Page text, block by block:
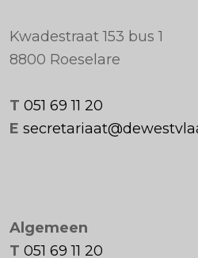
Kwadestraat 153 bus 1
8800 Roeselare
T 051 69 11 20
E
Algemeen
T 051 69 11 20